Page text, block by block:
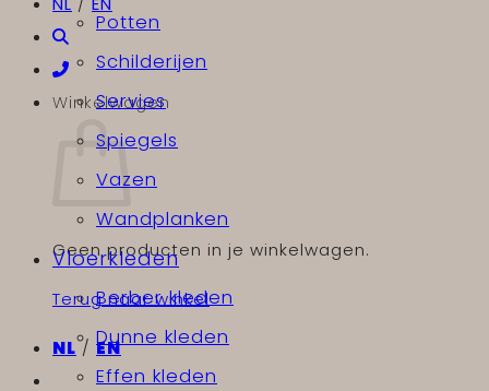
Winkelwagen
Geen producten in je winkelwagen.
Terug naar winkel
NL/ EN
Potten
Schilderijen
Servies
Spiegels
Vazen
Wandplanken
Vloerkleden
Berber kleden
Dunne kleden
Effen kleden